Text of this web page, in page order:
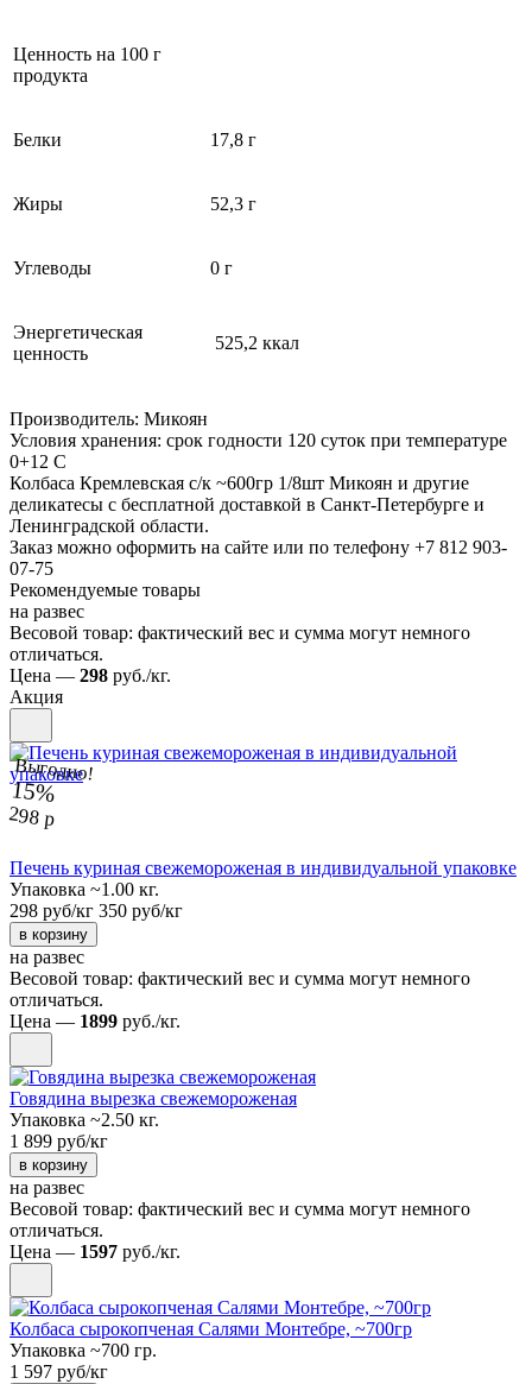
Ценность на 100 г
продукта
Белки 17,8 г
Жиры 52,3 г
Углеводы 0 г
Энергетическая
ценность
525,2 ккал
Производитель: Микоян
Условия хранения: срок годности 120 суток при температуре
0+12 С
Колбаса Кремлевская с/к ~600гр 1/8шт Микоян и другие
деликатесы с бесплатной доставкой в Санкт-Петербурге и
Ленинградской области.
Заказ можно оформить на сайте или по телефону +7 812 903-
07-75
Рекомендуемые товары
на развес
Весовой товар: фактический вес и сумма могут немного
отличаться.
Цена — 298 руб./кг.
Акция
Выгодно!
15%
298 р
Печень куриная свежемороженая в индивидуальной упаковке
Упаковка ~1.00 кг.
298 руб/кг 350 руб/кг
в корзину
на развес
Весовой товар: фактический вес и сумма могут немного
отличаться.
Цена — 1899 руб./кг.
Говядина вырезка свежемороженая
Упаковка ~2.50 кг.
1 899 руб/кг
в корзину
на развес
Весовой товар: фактический вес и сумма могут немного
отличаться.
Цена — 1597 руб./кг.
Колбаса сырокопченая Салями Монтебре, ~700гр
Упаковка ~700 гр.
1 597 руб/кг